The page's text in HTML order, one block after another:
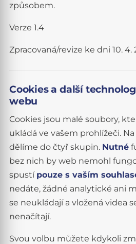
způsobem.
Verze 1.4
Zpracovaná/revize ke dni 10. 4.
Cookies a další
webu
Cookies jsou malé soubory,
ukládá ve vašem prohlížeči.
dělíme do čtyř skupin. Nutné
bez nich by web nemohl
spustí pouze s vaším
nedáte, žádné analytické ani
se neukládají a vložená videa
nenačítají.
Svou volbu můžete kdykoli